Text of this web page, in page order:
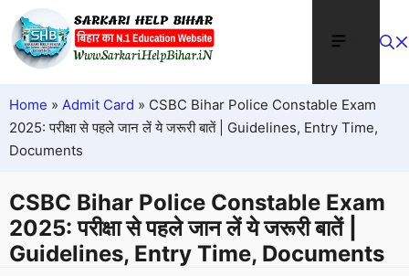
Home » Admit Card » CSBC Bihar Police Constable Exam
2025: परीक्षा से पहले जान लें ये जरूरी बातें | Guidelines, Entry Time,
Documents
CSBC Bihar Police Constable Exam
2025: परीक्षा से पहले जान लें ये जरूरी बातें |
Guidelines, Entry Time, Documents